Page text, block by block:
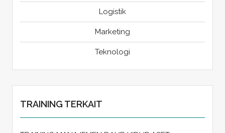
Logistik
Marketing
Teknologi
TRAINING TERKAIT